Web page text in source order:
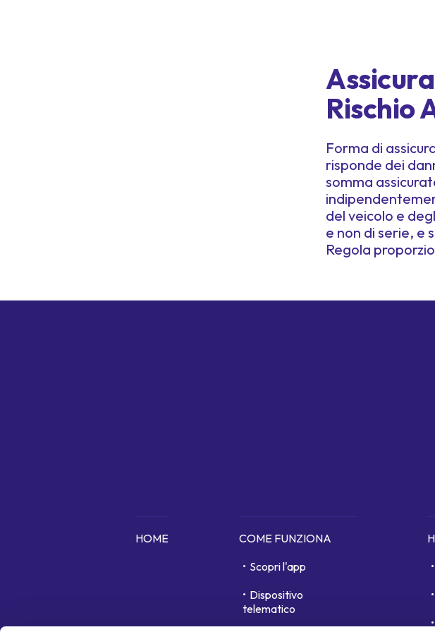
Rischio
Forma di
risponde dei
somma
del veicolo e
e non di serie, e
Regola
HOME
COME FUNZIONA
Scopri l'app
Dispositivo
telematico